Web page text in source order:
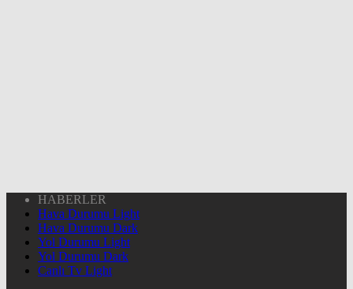
HABERLER
Hava Durumu Light
Hava Durumu Dark
Yol Durumu Light
Yol Durumu Dark
Canlı Tv Light